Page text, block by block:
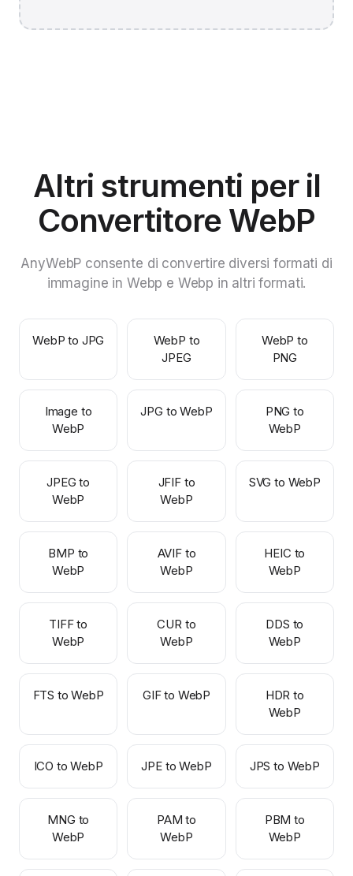
Altri strumenti per il
Convertitore WebP
AnyWebP consente di convertire diversi formati di
immagine in Webp e Webp in altri formati.
WebP to JPG
WebP to
JPEG
WebP to
PNG
Image to
WebP
JPG to WebP
PNG to
WebP
JPEG to
WebP
JFIF to
WebP
SVG to WebP
BMP to
WebP
AVIF to
WebP
HEIC to
WebP
TIFF to
WebP
CUR to
WebP
DDS to
WebP
FTS to WebP GIF to WebP
HDR to
WebP
ICO to WebP JPE to WebP JPS to WebP
MNG to
WebP
PAM to
WebP
PBM to
WebP